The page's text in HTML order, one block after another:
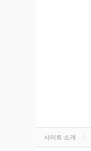
사이트 소개